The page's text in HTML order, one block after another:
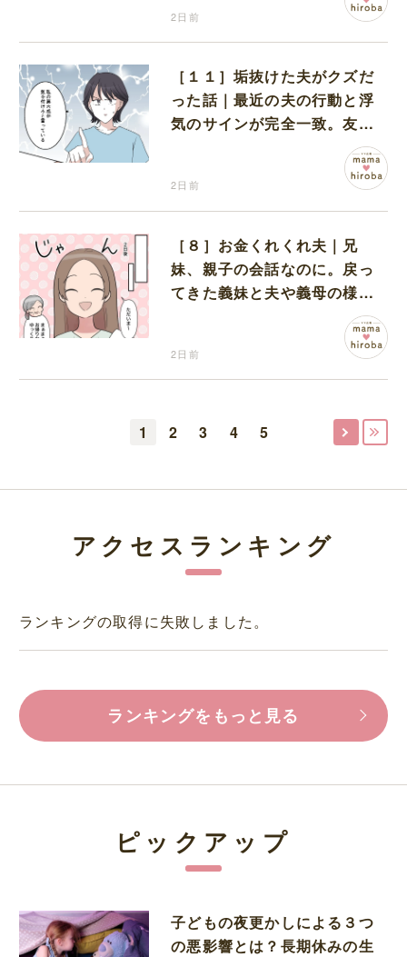
2日前
［１１］垢抜けた夫がクズだ
った話｜最近の夫の行動と浮
気のサインが完全一致。友人
2日前
［８］お金くれくれ夫｜兄
妹、親子の会話なのに。戻っ
てきた義妹と夫や義母の様子
2日前
1 2 3 4 5
アクセスランキング
ランキングの取得に失敗しました。
ランキングをもっと見る
ピックアップ
子どもの夜更かしによる３つ
の悪影響とは？長期休みの生